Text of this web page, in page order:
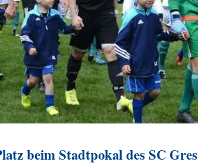
beim Stadtpokal des SC